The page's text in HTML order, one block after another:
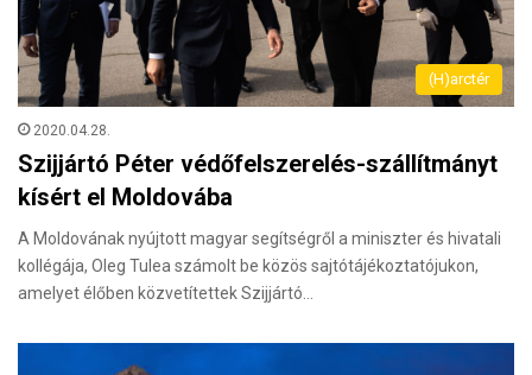
(H)arctér
2020.04.28.
Szijjártó Péter védőfelszerelés-szállítmányt
kísért el Moldovába
A Moldovának nyújtott magyar segítségről a miniszter és hivatali
kollégája, Oleg Tulea számolt be közös sajtótájékoztatójukon,
amelyet élőben közvetítettek Szijjártó…